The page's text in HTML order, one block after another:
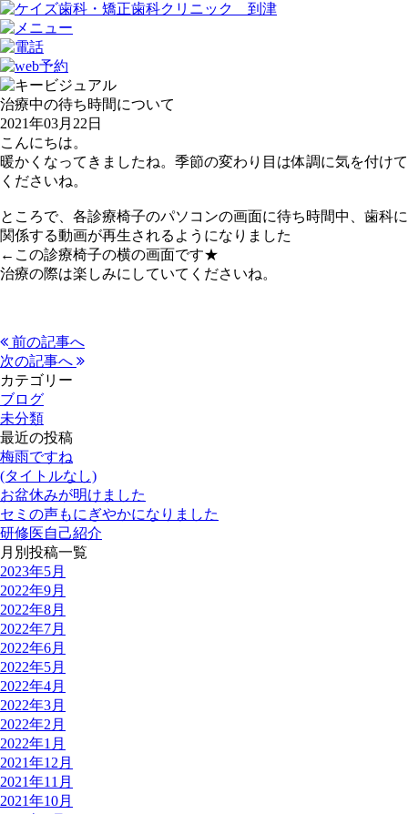
治療中の待ち時間について
2021年03月22日
こんにちは。
暖かくなってきましたね。季節の変わり目は体調に気を付けて
くださいね。
ところで、各診療椅子のパソコンの画面に待ち時間中、歯科に
関係する動画が再生されるようになりました
←この診療椅子の横の画面です★
治療の際は楽しみにしていてくださいね。
前の記事へ
次の記事へ
カテゴリー
ブログ
未分類
最近の投稿
梅雨ですね
(タイトルなし)
お盆休みが明けました
セミの声もにぎやかになりました
研修医自己紹介
月別投稿一覧
2023年5月
2022年9月
2022年8月
2022年7月
2022年6月
2022年5月
2022年4月
2022年3月
2022年2月
2022年1月
2021年12月
2021年11月
2021年10月